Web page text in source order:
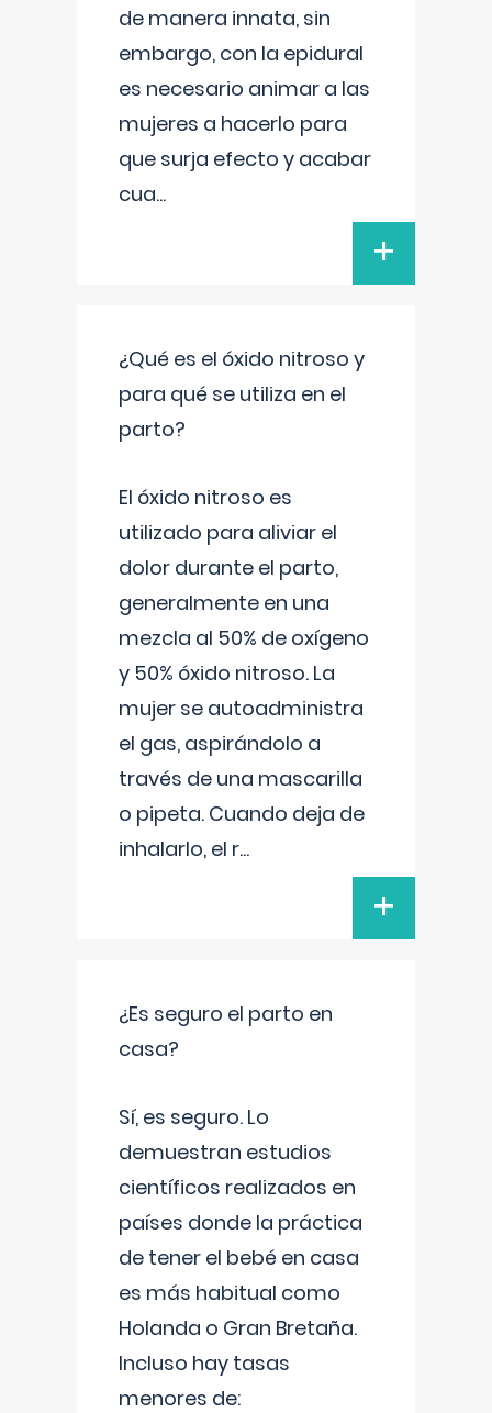
de manera innata, sin
embargo, con la epidural
es necesario animar a las
mujeres a hacerlo para
que surja efecto y acabar
cua...
+
¿Qué es el óxido nitroso y
para qué se utiliza en el
parto?
El óxido nitroso es
utilizado para aliviar el
dolor durante el parto,
generalmente en una
mezcla al 50% de oxígeno
y 50% óxido nitroso. La
mujer se autoadministra
el gas, aspirándolo a
través de una mascarilla
o pipeta. Cuando deja de
inhalarlo, el r...
+
¿Es seguro el parto en
casa?
Sí, es seguro. Lo
demuestran estudios
científicos realizados en
países donde la práctica
de tener el bebé en casa
es más habitual como
Holanda o Gran Bretaña.
Incluso hay tasas
menores de: